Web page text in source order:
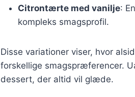
Citrontærte med vanilje:
kompleks smagsprofil.
Disse variationer viser, hvor
forskellige smagspræferencer.
dessert, der altid vil glæde.